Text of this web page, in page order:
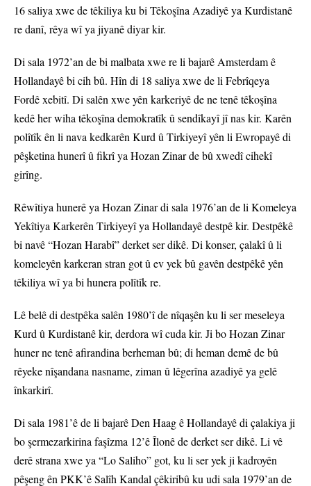
16 saliya xwe de têkiliya ku bi Têkoşîna Azadiyê ya Kurdistanê
re danî, rêya wî ya jiyanê diyar kir.
Di sala 1972’an de bi malbata xwe re li bajarê Amsterdam ê
Hollandayê bi cih bû. Hîn di 18 saliya xwe de li Febrîqeya
Fordê xebitî. Di salên xwe yên karkeriyê de ne tenê têkoşîna
kedê her wiha têkoşîna demokratîk û sendîkayî jî nas kir. Karên
polîtîk ên li nava kedkarên Kurd û Tirkiyeyî yên li Ewropayê di
pêşketina hunerî û fikrî ya Hozan Zinar de bû xwedî cihekî
girîng.
Rêwîtiya hunerê ya Hozan Zinar di sala 1976’an de li Komeleya
Yekîtiya Karkerên Tirkiyeyî ya Hollandayê destpê kir. Destpêkê
bi navê “Hozan Harabî” derket ser dikê. Di konser, çalakî û li
komeleyên karkeran stran got û ev yek bû gavên destpêkê yên
têkiliya wî ya bi hunera polîtîk re.
Lê belê di destpêka salên 1980’î de nîqaşên ku li ser meseleya
Kurd û Kurdistanê kir, derdora wî cuda kir. Ji bo Hozan Zinar
huner ne tenê afirandina berheman bû; di heman demê de bû
rêyeke nîşandana nasname, ziman û lêgerîna azadiyê ya gelê
înkarkirî.
Di sala 1981’ê de li bajarê Den Haag ê Hollandayê di çalakiya ji
bo şermezarkirina faşîzma 12’ê Îlonê de derket ser dikê. Li vê
derê strana xwe ya “Lo Saliho” got, ku li ser yek ji kadroyên
pêşeng ên PKK’ê Salîh Kandal çêkiribû ku udi sala 1979’an de